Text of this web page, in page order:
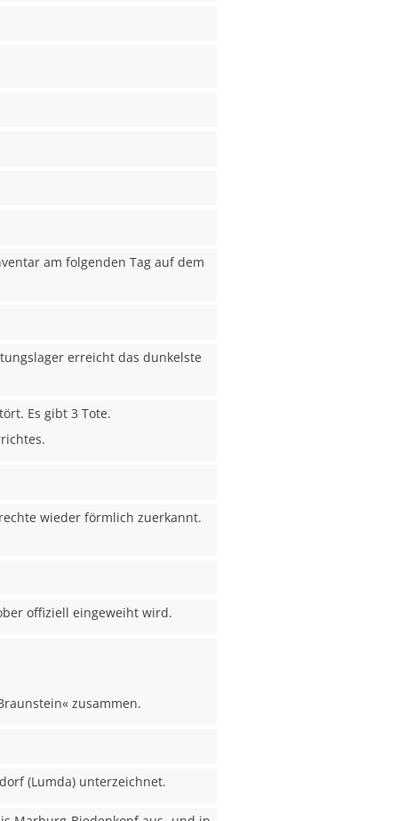
am folgenden Tag auf dem
erreicht das dunkelste
Es gibt 3 Tote.
wieder förmlich zuerkannt.
offiziell eingeweiht wird.
zusammen.
(Lumda) unterzeichnet.